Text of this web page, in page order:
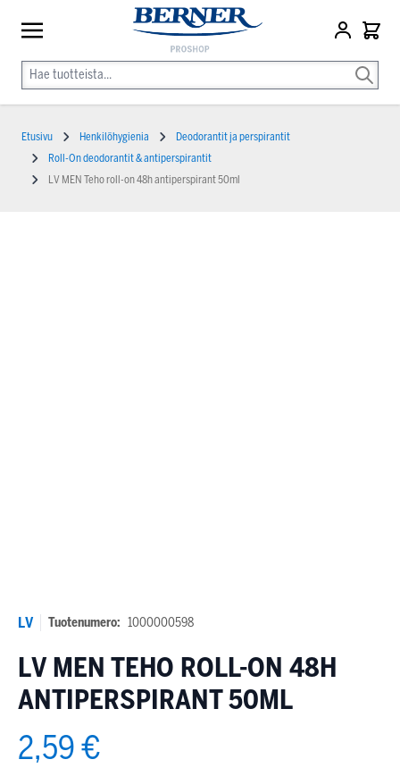
LV Tuotenumero: 1000000598
LV MEN TEHO ROLL-ON 48H
ANTIPERSPIRANT 50ML
2,59 €
Etusivu Henkilöhygienia
Deodorantit ja perspirantit
Roll-On deodorantit & antiperspirantit
LV MEN Teho roll-on 48h antiperspirant 50ml